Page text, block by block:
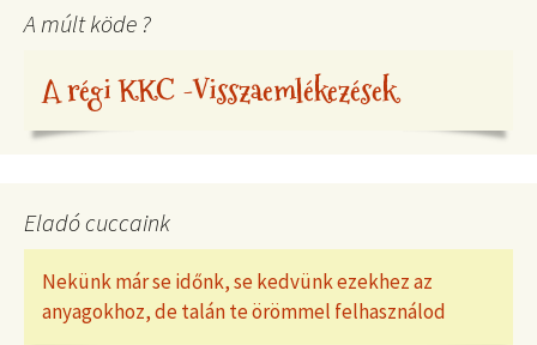
A múlt köde ?
A régi KKC -Visszaemlékezések
Eladó cuccaink
Nekünk már se időnk, se kedvünk ezekhez az
anyagokhoz, de talán te örömmel felhasználod